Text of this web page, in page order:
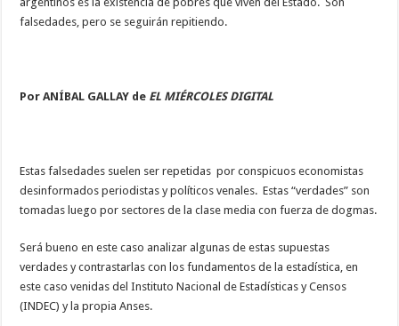
falsedades, pero se seguirán repitiendo.
Por ANÍBAL GALLAY de EL MIÉRCOLES DIGITAL
Estas falsedades suelen ser repetidas por conspicuos economistas
desinformados periodistas y políticos venales. Estas “verdades” son
tomadas luego por sectores de la clase media con fuerza de dogmas.
Será bueno en este caso analizar algunas de estas supuestas
verdades y contrastarlas con los fundamentos de la estadística, en
este caso venidas del Instituto Nacional de Estadísticas y Censos
(INDEC) y la propia Anses.